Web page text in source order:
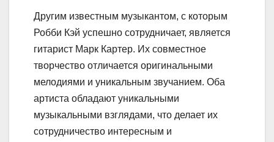
Другим известным музыкантом, с которым
Робби Кэй успешно сотрудничает, является
гитарист Марк Картер. Их совместное
творчество отличается оригинальными
мелодиями и уникальным звучанием. Оба
артиста обладают уникальными
музыкальными взглядами, что делает их
сотрудничество интересным и